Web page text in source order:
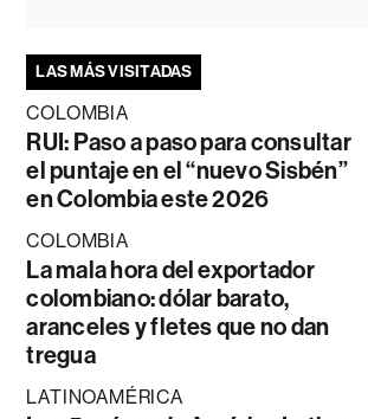
LAS MÁS VISITADAS
COLOMBIA
RUI: Paso a paso para consultar
el puntaje en el “nuevo Sisbén”
en Colombia este 2026
COLOMBIA
La mala hora del exportador
colombiano: dólar barato,
aranceles y fletes que no dan
tregua
LATINOAMÉRICA